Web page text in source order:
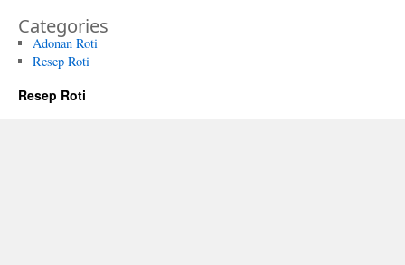
Categories
Adonan Roti
Resep Roti
Resep Roti